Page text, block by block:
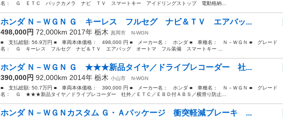
名： Ｇ ＥＴＣ バックカメラ ナビ ＴＶ スマートキー アイドリングストップ 電動格納...
ホンダ Ｎ－ＷＧＮ Ｇ キーレス フルセグ ナビ＆ＴＶ エアバッ...
498,000円 72,000km 2017年 栃木 真岡市
N-WGN
■ 支払総額: 56.9万円 ■ 車両本体価格： 498,000 円 ■ メーカー名： ホンダ ■ 車種名： Ｎ－ＷＧＮ ■ グレード
名： Ｇ キーレス フルセグ ナビ＆ＴＶ エアバッグ オートマ フル装備 スマートキー ...
ホンダ Ｎ－ＷＧＮ Ｇ ★★★新品タイヤ／ドライブレコーダー 社...
390,000円 92,000km 2014年 栃木 小山市
N-WGN
■ 支払総額: 50.7万円 ■ 車両本体価格： 390,000 円 ■ メーカー名： ホンダ ■ 車種名： Ｎ－ＷＧＮ ■ グレード
名： Ｇ ★★★新品タイヤ／ドライブレコーダー 社外／ＥＴＣ／ＥＢＤ付ＡＢＳ／横滑り防止...
ホンダ Ｎ－ＷＧＮカスタム Ｇ・Ａパッケージ 衝突軽減ブレーキ ...